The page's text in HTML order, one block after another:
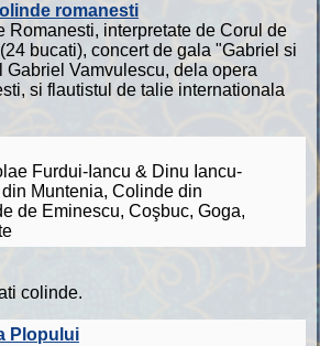
romanesti
Romanesti, interpretate de Corul de
bucati), concert de gala "Gabriel si
Vamvulescu, dela opera
si flautistul de talie internationala
Furdui-Iancu & Dinu Iancu-
Muntenia, Colinde din
de Eminescu, Coşbuc, Goga,
colinde.
Plopului